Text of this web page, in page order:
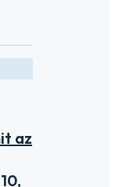
az